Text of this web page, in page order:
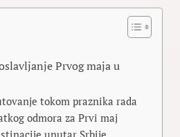
Prvog maja u
tokom praznika rada
odmora za Prvi maj